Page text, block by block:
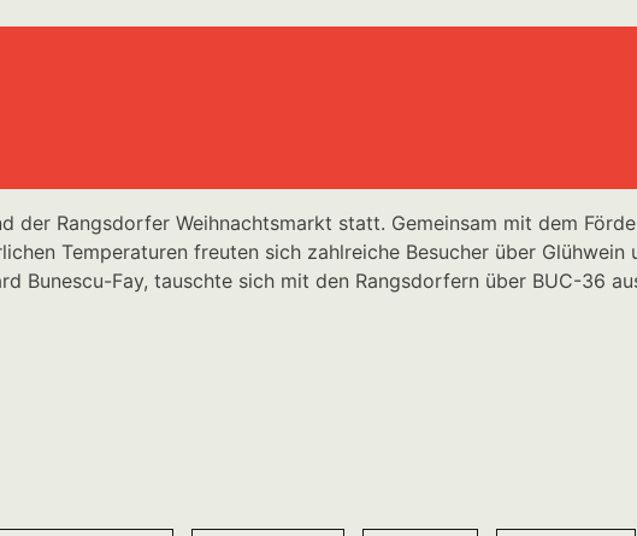
der Rangsdorfer Weihnachtsmarkt statt. Gemeinsam mit dem
Temperaturen freuten sich zahlreiche Besucher über
Bunescu-Fay, tauschte sich mit den Rangsdorfern über BUC-36